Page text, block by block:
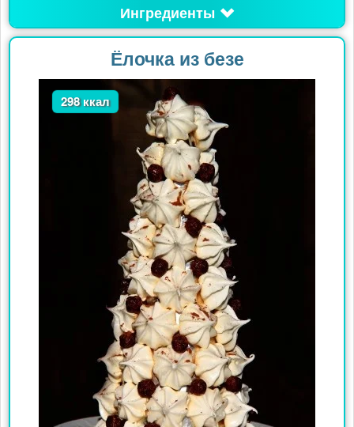
Ингредиенты
Ёлочка из безе
298 ккал